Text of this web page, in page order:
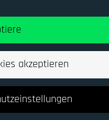
akzeptieren